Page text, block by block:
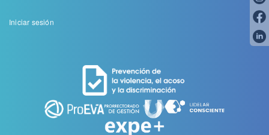
Menu
Iniciar sesión